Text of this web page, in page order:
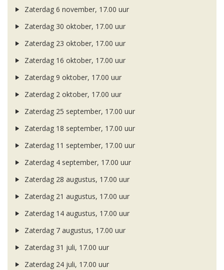
Zaterdag 6 november, 17.00 uur
Zaterdag 30 oktober, 17.00 uur
Zaterdag 23 oktober, 17.00 uur
Zaterdag 16 oktober, 17.00 uur
Zaterdag 9 oktober, 17.00 uur
Zaterdag 2 oktober, 17.00 uur
Zaterdag 25 september, 17.00 uur
Zaterdag 18 september, 17.00 uur
Zaterdag 11 september, 17.00 uur
Zaterdag 4 september, 17.00 uur
Zaterdag 28 augustus, 17.00 uur
Zaterdag 21 augustus, 17.00 uur
Zaterdag 14 augustus, 17.00 uur
Zaterdag 7 augustus, 17.00 uur
Zaterdag 31 juli, 17.00 uur
Zaterdag 24 juli, 17.00 uur